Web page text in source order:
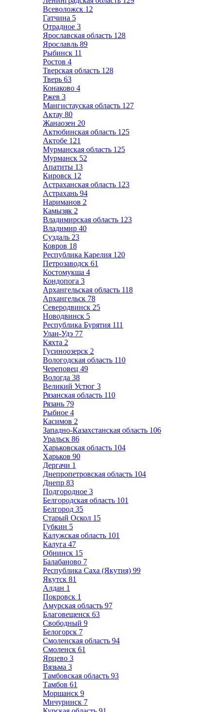
Всеволожск 12
Гатчина 5
Отрадное 3
Ярославская область 128
Ярославль 89
Рыбинск 11
Ростов 4
Тверская область 128
Тверь 63
Конаково 4
Ржев 3
Мангистауская область 127
Актау 80
Жанаозен 20
Актюбинская область 125
Актобе 121
Мурманская область 125
Мурманск 52
Апатиты 13
Кировск 12
Астраханская область 123
Астрахань 94
Нариманов 2
Камызяк 2
Владимирская область 123
Владимир 40
Суздаль 23
Ковров 18
Республика Карелия 120
Петрозаводск 61
Костомукша 4
Кондопога 3
Архангельская область 118
Архангельск 78
Северодвинск 25
Новодвинск 5
Республика Бурятия 111
Улан-Удэ 77
Кяхта 2
Гусиноозерск 2
Вологодская область 110
Череповец 49
Вологда 38
Великий Устюг 3
Рязанская область 110
Рязань 79
Рыбное 4
Касимов 2
Западно-Казахстанская область 106
Уральск 86
Харьковская область 104
Харьков 90
Дергачи 1
Днепропетровская область 104
Днепр 83
Подгородное 3
Белгородская область 101
Белгород 35
Старый Оскол 15
Губкин 5
Калужская область 101
Калуга 47
Обнинск 15
Балабаново 7
Республика Саха (Якутия) 99
Якутск 81
Алдан 1
Покровск 1
Амурская область 97
Благовещенск 63
Свободный 9
Белогорск 7
Смоленская область 94
Смоленск 61
Ярцево 3
Вязьма 3
Тамбовская область 93
Тамбов 61
Моршанск 9
Мичуринск 7